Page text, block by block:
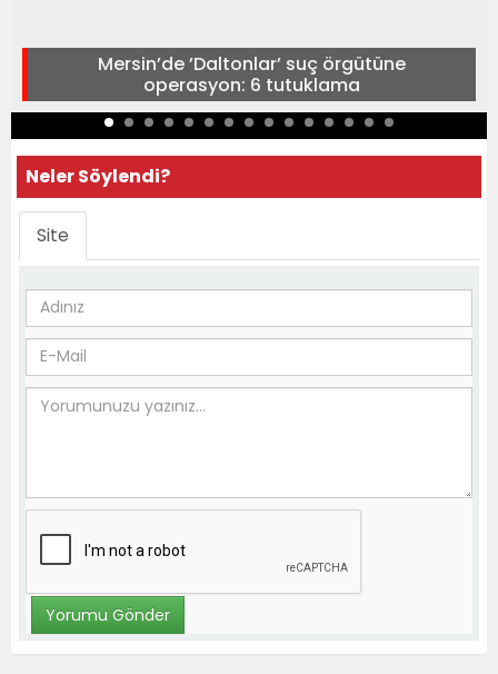
Mersin’de ’Daltonlar’ suç örgütüne
operasyon: 6 tutuklama
Neler Söylendi?
Site